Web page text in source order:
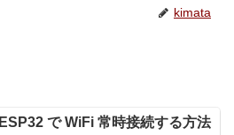
kimata
ESP32 で WiFi 常時接続する方法